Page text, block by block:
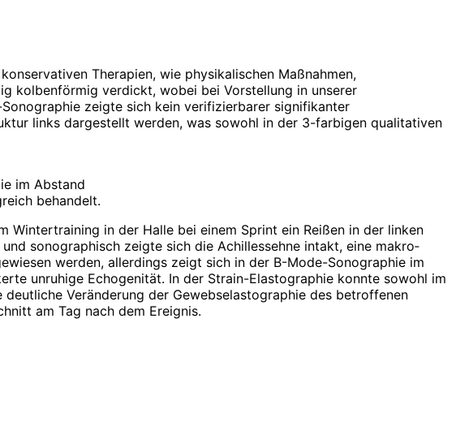
Therapien, wie physikalischen Maßnahmen,
kolbenförmig verdickt, wobei bei Vorstellung in unserer
zeigte sich kein verifizierbarer signifikanter
links dargestellt werden, was sowohl in der 3-farbigen qualitativen
im Abstand
behandelt.
Winter­training in der Halle bei einem Sprint ein Reißen in der linken
sonographisch zeigte sich die Achillessehne intakt, eine makro­
werden, allerdings zeigt sich in der B-Mode-Sonographie im
unruhige Echogenität. In der Strain-Elastographie konnte sowohl im
Veränderung der Gewebselastographie des betroffenen
am Tag nach dem Ereignis.